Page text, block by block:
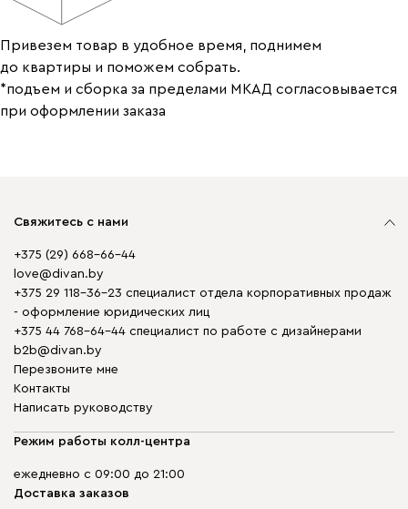
Привезем товар в удобное время, поднимем
до квартиры и поможем собрать.
*подъем и сборка за пределами МКАД согласовывается
при оформлении заказа
Свяжитесь с нами
+375 (29) 668-66-44
love@divan.by
+375 29 118-36-23 специалист отдела корпоративных продаж
- оформление юридических лиц
+375 44 768-64-44 специалист по работе с дизайнерами
b2b@divan.by
Перезвоните мне
Контакты
Написать руководству
Режим работы колл-центра
ежедневно с 09:00 до 21:00
Доставка заказов